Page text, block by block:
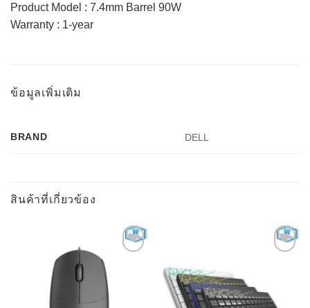
Product Model : 7.4mm Barrel 90W
Warranty : 1-year
ข้อมูลเพิ่มเติม
BRAND DELL
สินค้าที่เกี่ยวข้อง
Wishlist